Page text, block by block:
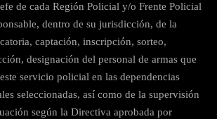
de cada Región Policial y/o Frente Policial
dentro de su jurisdicción, de la
captación, inscripción, sorteo,
designación del personal de armas que
servicio policial en las dependencias
seleccionadas, así como de la supervisión
según la Directiva aprobada por